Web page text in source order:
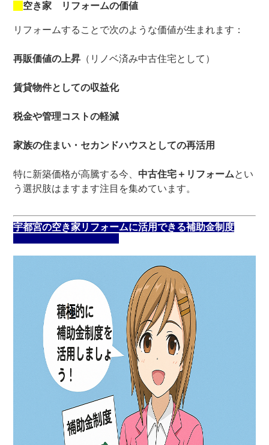
空き家 リフォームの価値
リフォームすることで次のような価値が生まれます：
再販価値の上昇 （リノベ済み中古住宅として）
賃貸物件としての収益化
税金や管理コストの軽減
家族の住まい・セカンドハウスとしての再活用
特に新築価格が高騰する今、 中古住宅＋リフォームとい
う選択肢はますます注目を集めています。
宇都宮の空き家リフォームに活用できる補助金制度